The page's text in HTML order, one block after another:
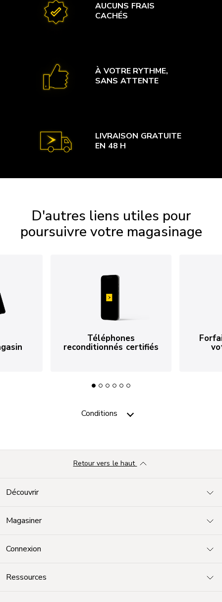
AUCUNS FRAIS
CACHÉS
À VOTRE RYTHME,
SANS ATTENTE
LIVRAISON GRATUITE
EN 48 H
D'autres liens utiles pour
poursuivre votre magasinage
Téléphones
reconditionnés certifiés
Conditions
Découvrir
Magasiner
Connexion
Ressources
Retour vers le haut